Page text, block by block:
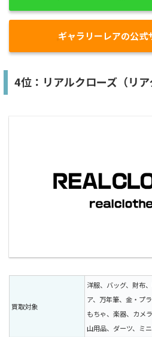
ギャラリーレアの公式
4位：リアルクローズ（リア
買取対象
洋服、バッグ、財布
ア、万年筆、金・プ
もちゃ、楽器、カメ
山用品、ダーツ、ミ